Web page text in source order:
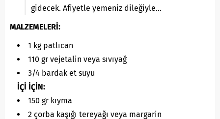
gidecek. Afiyetle yemeniz dileğiyle…
MALZEMELERİ:
1 kg patlıcan
110 gr vejetalin veya sıvıyağ
3/4 bardak et suyu
İÇİ İÇİN:
150 gr kıyma
2 çorba kaşığı tereyağı veya margarin